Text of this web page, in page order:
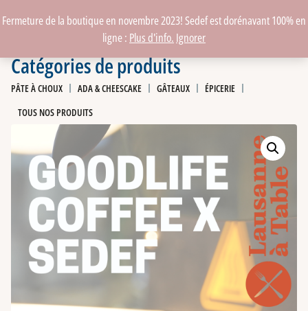
Catégories de produits
PÂTE À CHOUX ADA & CHEESCAKE GÂTEAUX
ÉPICERIE
TOUS NOS PRODUITS
Fermeture de la boutique en novembre 2023! Sedef est dorénavant 100% en
ligne : Plus d'info. Ignorer